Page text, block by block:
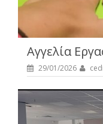
Αγγελία
29/01/2026